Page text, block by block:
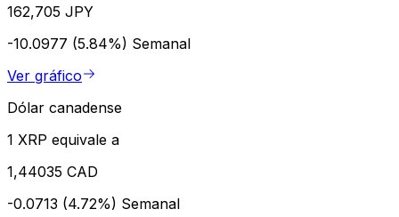
162,705 JPY
-10.0977 (5.84%) Semanal
Ver gráfico
Dólar canadense
1 XRP equivale a
1,44035 CAD
-0.0713 (4.72%) Semanal